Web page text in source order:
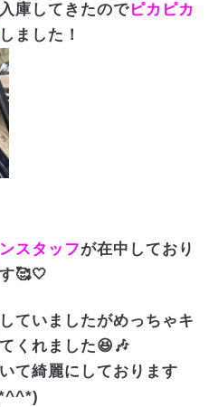
庫してきたのでピカピカ
しました！
スタッフが在中しており
🥰🤍
ていましたがめっちゃキ
くれました😆🎶
て綺麗にしております